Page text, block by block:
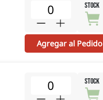
STOCK
Agregar al Pedido
STOCK